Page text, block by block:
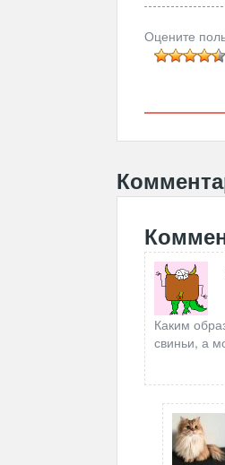
Оцените
Каким
свиньи, а